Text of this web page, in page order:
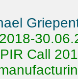
Call